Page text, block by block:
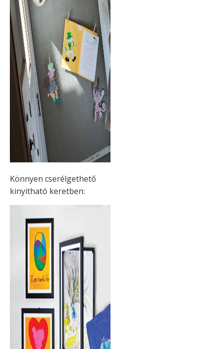
Könnyen cserélgethető
kinyitható keretben: